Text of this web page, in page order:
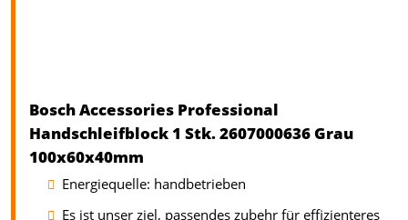
Bosch Accessories Professional
Handschleifblock 1 Stk. 2607000636 Grau
100x60x40mm
Energiequelle: handbetrieben
Es ist unser ziel, passendes zubehr für effizienteres